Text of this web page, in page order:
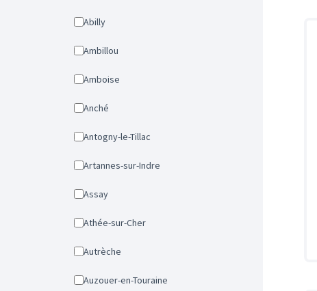
Abilly
Ambillou
Amboise
Anché
Antogny-le-Tillac
Artannes-sur-Indre
Assay
Athée-sur-Cher
Autrèche
Auzouer-en-Touraine